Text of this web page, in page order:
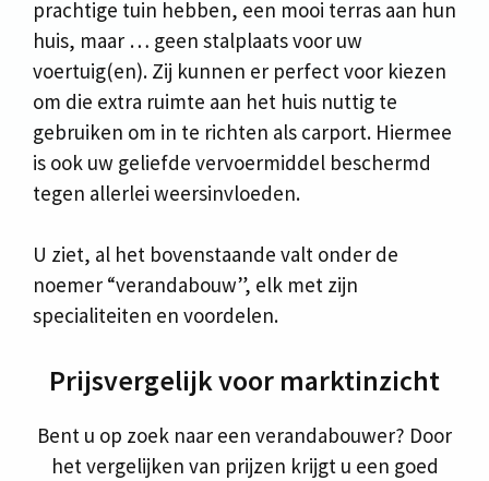
prachtige tuin hebben, een mooi terras aan hun
huis, maar … geen stalplaats voor uw
voertuig(en). Zij kunnen er perfect voor kiezen
om die extra ruimte aan het huis nuttig te
gebruiken om in te richten als carport. Hiermee
is ook uw geliefde vervoermiddel beschermd
tegen allerlei weersinvloeden.
U ziet, al het bovenstaande valt onder de
noemer “verandabouw”, elk met zijn
specialiteiten en voordelen.
Prijsvergelijk voor marktinzicht
Bent u op zoek naar een verandabouwer? Door
het vergelijken van prijzen krijgt u een goed